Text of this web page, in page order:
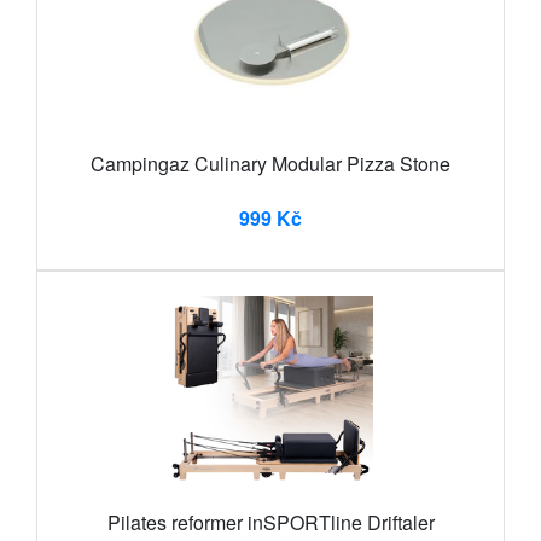
Campingaz Culinary Modular Pizza Stone
999 Kč
Pilates reformer inSPORTline Driftaler